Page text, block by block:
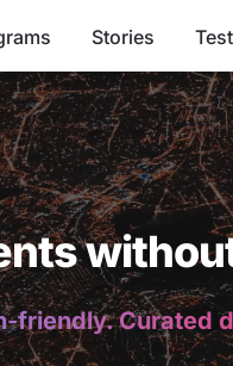
Stories
friendly. Curated